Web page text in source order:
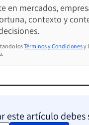
en mercados,
contexto y
losTérminos y Condicionesy
este artículo debes